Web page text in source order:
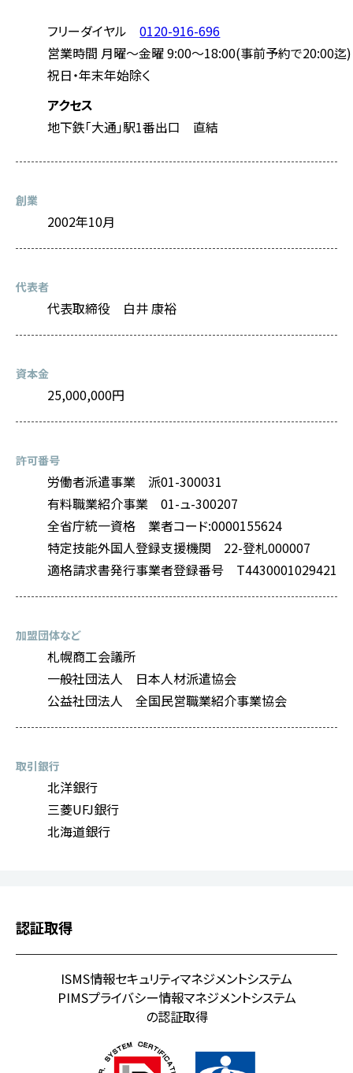
フリーダイヤル0120-916-696
営業時間 月曜～金曜 9:00～18:00(事前予約で20:00
祝日・年末年始除く
アクセス
地下鉄「大通」駅1番出口 直結
創業
2002年10月
代表者
代表取締役 白井 康裕
資本金
25,000,000円
許可番号
労働者派遣事業 派01-300031
有料職業紹介事業 01-ュ-300207
全省庁統一資格 業者コード:0000155624
特定技能外国人登録支援機関 22-登札000007
適格請求書発行事業者登録番号 T4430001029421
加盟団体など
札幌商工会議所
一般社団法人 日本人材派遣協会
公益社団法人 全国民営職業紹介事業協会
取引銀行
北洋銀行
三菱UFJ銀行
北海道銀行
認証取得
ISMS情報セキュリティマネジメントシステム
PIMSプライバシー情報マネジメントシステム
の認証取得